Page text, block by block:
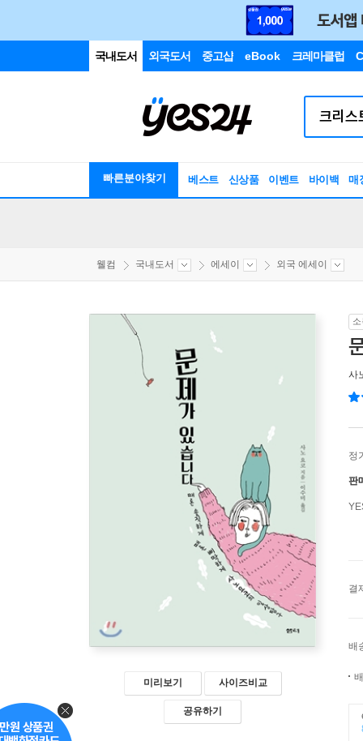
국내도서 외국도서 중고샵 eBook 크레마클럽
빠른분야찾기 베스트 신상품 이벤트 바이백 매
웰컴 국내도서 에세이 외국 에세이
미리보기 사이즈비교
공유하기
사
정
판
결
배